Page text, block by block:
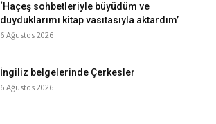
‘Haçeş sohbetleriyle büyüdüm ve
duyduklarımı kitap vasıtasıyla aktardım’
6 Ağustos 2026
İngiliz belgelerinde Çerkesler
6 Ağustos 2026